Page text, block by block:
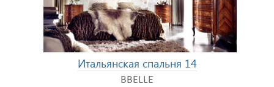
Итальянская спальня 14
BBELLE